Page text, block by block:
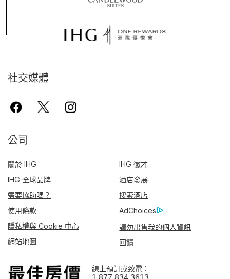
社交媒體
公司
關於 IHG
IHG 徵才
IHG 全球品牌
酒店發展
需要協助嗎？
搜索酒店
使用條款
AdChoices
隱私權與 Cookie 中心
請勿出售我的個人資訊
網站地圖
回饋
線上預訂或致電：